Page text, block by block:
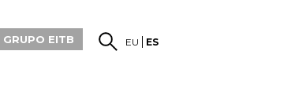
GRUPO EITB EU ES